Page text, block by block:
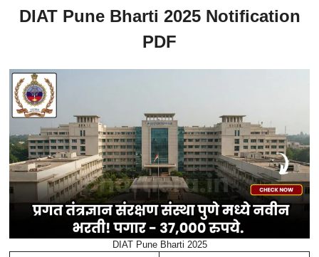
DIAT Pune Bharti 2025 Notification
PDF
DIAT Pune Bharti 2025